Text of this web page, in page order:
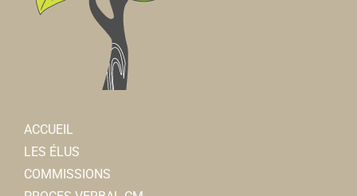
ACCUEIL
LES ÉLUS
COMMISSIONS